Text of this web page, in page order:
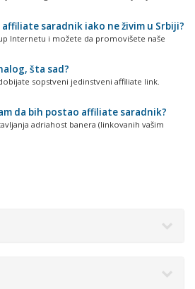
saradnik iako ne živim u Srbiji?
Internetu i možete da promovišete naše
šta sad?
sopstveni jedinstveni affiliate link.
da bih postao affiliate saradnik?
adriahost banera (linkovanih vašim